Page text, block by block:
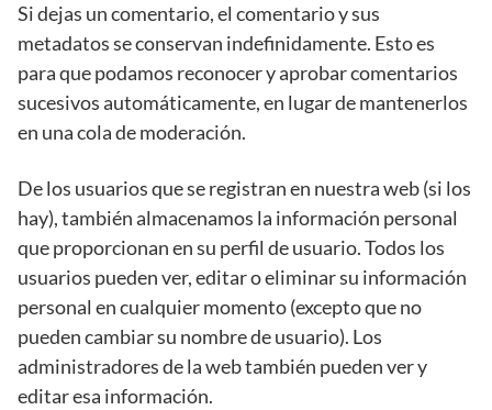
Si dejas un comentario, el comentario y sus
metadatos se conservan indefinidamente. Esto es
para que podamos reconocer y aprobar comentarios
sucesivos automáticamente, en lugar de mantenerlos
en una cola de moderación.
De los usuarios que se registran en nuestra web (si los
hay), también almacenamos la información personal
que proporcionan en su perfil de usuario. Todos los
usuarios pueden ver, editar o eliminar su información
personal en cualquier momento (excepto que no
pueden cambiar su nombre de usuario). Los
administradores de la web también pueden ver y
editar esa información.